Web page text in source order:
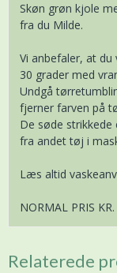
Skøn grøn kjole
fra du Milde.
Vi anbefaler, at du
30 grader med
Undgå
fjerner farven på
De søde
fra andet tøj i
Læs altid
NORMAL PRIS
Relaterede